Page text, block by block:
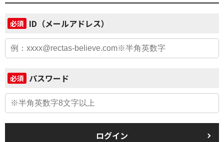
必須 ID（メールアドレス）
必須 パスワード
ログイン